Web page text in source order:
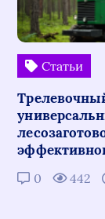
Статьи
0 442